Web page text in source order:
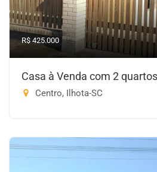
R$ 425.000
Casa à Venda com 2
Centro, Ilhota-SC